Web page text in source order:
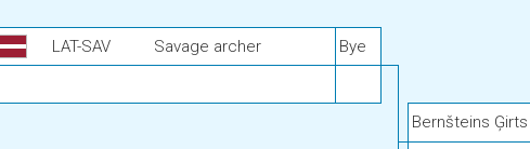
LAT-SAV Savage archer Bye
Bernšteins Ģirts